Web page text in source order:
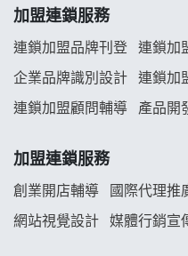
義氣豐發雞加盟說明會
Mr.Wish加盟說明會
雞咕雞咕加盟說明會
TEA TOP加盟說明會
加盟連鎖服務
連鎖加盟品牌刊登 連鎖加
企業品牌識別設計 連鎖加
連鎖加盟顧問輔導 產品開
加盟連鎖服務
創業開店輔導 國際代理推
網站視覺設計 媒體行銷宣